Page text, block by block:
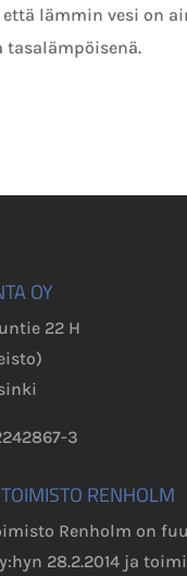
lämmin vesi on
tasalämpöisenä.
OY
22 H
3
RENHOLM
Renholm on
28.2.2014 ja